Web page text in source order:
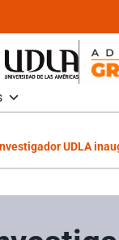
UDLA